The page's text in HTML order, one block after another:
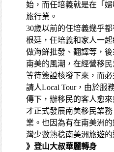
始，而任培義就是在「
旅行業。
30歲以前的任培義幾乎
根廷，任培義和家人一
做海鮮批發、翻譯等，
南美的風潮，在經營移
等待簽證核發下來，而
請人Local Tour，由於服
傳下，辦移民的客人愈
才正式發展南美移民業
業。也因為有在南美洲
灣少數熟稔南美洲旅遊的
》登山大叔華麗轉身